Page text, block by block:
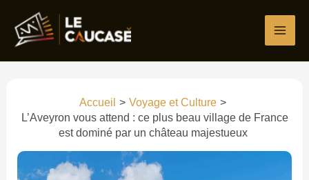
contenu
Accueil
Voyage et Culture
L’Aveyron vous attend : ce plus beau village de France
est dominé par un château majestueux
ici…
mail*